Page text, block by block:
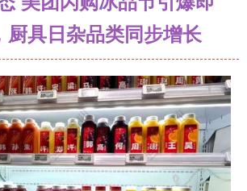
厨具日杂品类同步增长